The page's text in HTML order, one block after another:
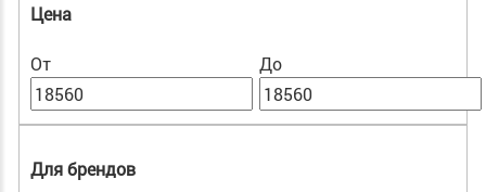
Цена
От До
Для брендов